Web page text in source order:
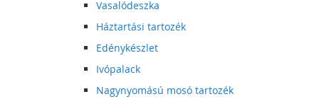
Vasalódeszka
Háztartási tartozék
Edénykészlet
Ivópalack
Nagynyomású mosó tartozék